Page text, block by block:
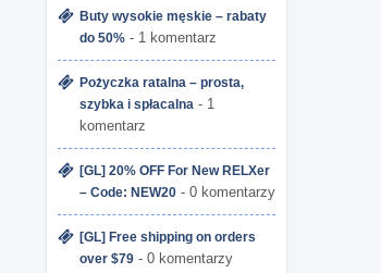
Buty wysokie męskie – rabaty
do 50% - 1 komentarz
Pożyczka ratalna – prosta,
szybka i spłacalna - 1
komentarz
[GL] 20% OFF For New RELXer
– Code: NEW20 - 0 komentarzy
[GL] Free shipping on orders
over $79 - 0 komentarzy